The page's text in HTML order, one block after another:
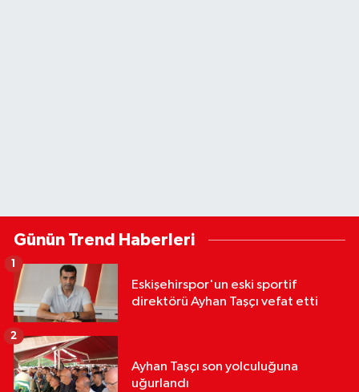
Günün Trend Haberleri
Eskişehirspor'un eski sportif
direktörü Ayhan Taşçı vefat etti
1
Ayhan Taşçı son yolculuğuna
uğurlandı
2